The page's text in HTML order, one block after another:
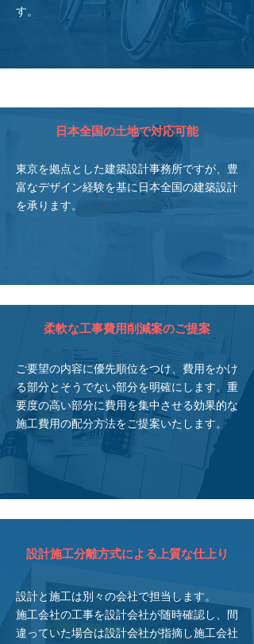
す。
日本全国の土地で対応可能
東京を拠点とした建築設計事務所ですが、豊
富なデザイン経験を基に日本全国の建築設計
を承ります。
柔軟な工事費用削減案のご提案
ご要望の内容に優先順位をつけ、費用をかけ
る部分とそうでない部分を明確にします。重
要度の高い部分に費用を集中させる効果的な
施工費用の配分方法をご提案いたします。
設計施工分離方式による上質な仕上り
設計と施工は別々の会社で担当します。
施工会社の工事を設計会社が随時確認し、間
違っていた場合は設計会社が指摘し施工会社